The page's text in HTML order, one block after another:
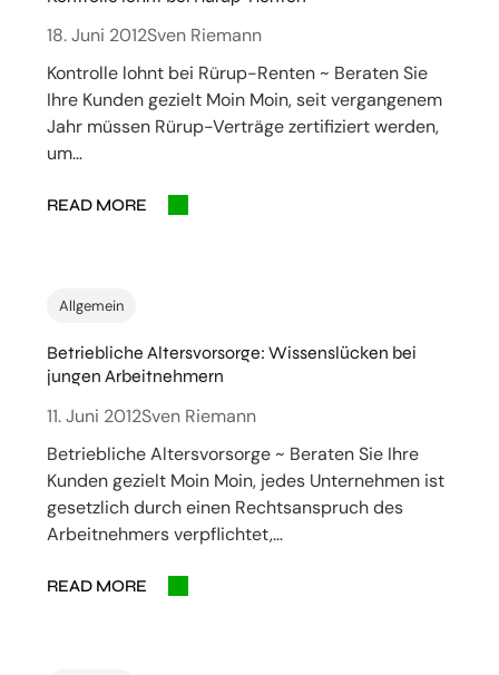
18. Juni 2012Sven Riemann
Kontrolle lohnt bei Rürup-Renten ~ Beraten Sie
Ihre Kunden gezielt Moin Moin, seit vergangenem
Jahr müssen Rürup-Verträge zertifiziert werden,
um…
READ MORE
Allgemein
Betriebliche Altersvorsorge: Wissenslücken bei
jungen Arbeitnehmern
11. Juni 2012Sven Riemann
Betriebliche Altersvorsorge ~ Beraten Sie Ihre
Kunden gezielt Moin Moin, jedes Unternehmen ist
gesetzlich durch einen Rechtsanspruch des
Arbeitnehmers verpflichtet,…
READ MORE